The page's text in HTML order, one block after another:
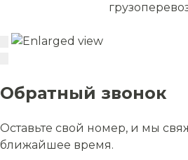
Обратный звонок
Оставьте свой номер, и мы
ближайшее время.